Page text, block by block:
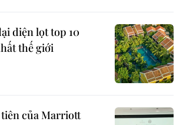
diện lọt top 10
thế giới
của Marriott